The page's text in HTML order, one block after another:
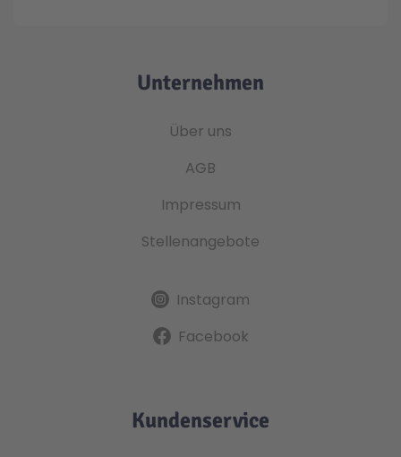
Unternehmen
Über uns
AGB
Impressum
Stellenangebote
Instagram
Facebook
Kundenservice